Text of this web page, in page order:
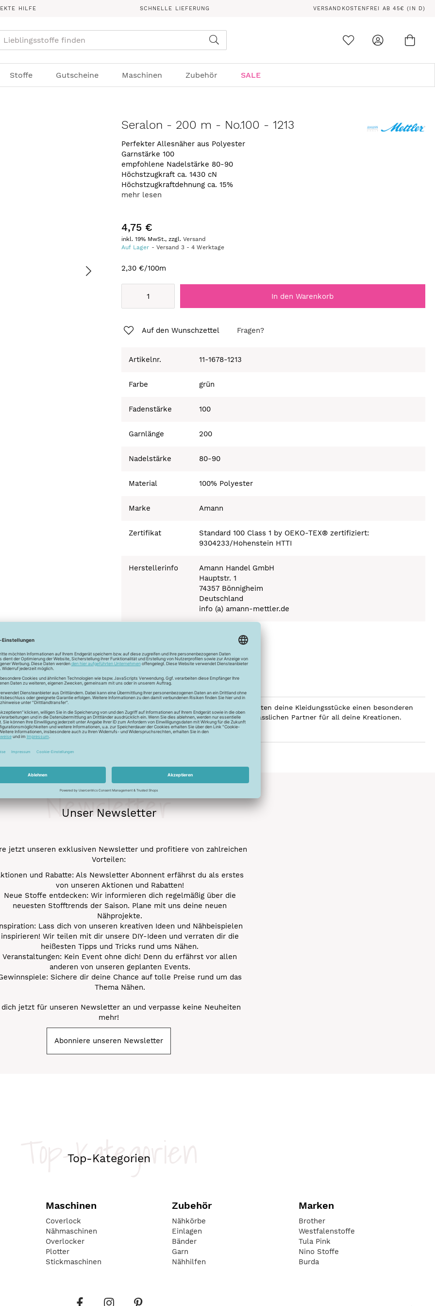
HILFE SCHNELLE LIEFERUNG VERSANDKOSTENFREI AB 45€ (IN D)
Stoffe Gutscheine Maschinen Zubehör SALE
Seralon - 200 m - No.100 - 1213
Perfekter Allesnäher aus Polyester
Garnstärke 100
empfohlene Nadelstärke 80-90
Höchstzugkraft ca. 1430 cN
Höchstzugkraftdehnung ca. 15%
mehr lesen
4,75 €
inkl. 19% MwSt., zzgl.Versand
Auf Lager
Versand3 -4 Werktage
2,30 €/100m
In den Warenkorb
Auf den Wunschzettel Fragen?
Artikelnr. 11-1678-1213
Farbe grün
Fadenstärke 100
Garnlänge 200
Nadelstärke 80-90
Material 100% Polyester
Marke Amann
Zertifikat
Standard 100 Class 1 by OEKO-TEX® zertifiziert:
9304233/Hohenstein HTTI
Herstellerinfo
Amann Handel GmbH
Hauptstr. 1
74357 Bönnigheim
Deutschland
info (a) amann-mettler.de
Seide - Kleider machen Leute. Mit dem Universalfaden SERALON erhalten deine Kleidungsstücke einen besonderen
und die idealen Gleiteigenschaftten machen den Allesnäher zum verlässlichen Partner für all deine Kreationen.
werden.
Unser Newsletter
Newsletter
jetzt unseren exklusiven Newsletter und profitiere von zahlreichen
Vorteilen:
und Rabatte: Als Newsletter Abonnent erfährst du als erstes
von unseren Aktionen und Rabatten!
Neue Stoffe entdecken: Wir informieren dich regelmäßig über die
neuesten Stofftrends der Saison. Plane mit uns deine neuen
Nähprojekte.
Lass dich von unseren kreativen Ideen und Nähbeispielen
inspirieren! Wir teilen mit dir unsere DIY-Ideen und verraten dir die
heißesten Tipps und Tricks rund ums Nähen.
Veranstaltungen: Kein Event ohne dich! Denn du erfährst vor allen
anderen von unseren geplanten Events.
Sichere dir deine Chance auf tolle Preise rund um das
Thema Nähen.
dich jetzt für unseren Newsletter an und verpasse keine Neuheiten
mehr!
Abonniere unseren Newsletter
Top-Kategorien
Top-Kategorien
Maschinen
Coverlock
Nähmaschinen
Overlocker
Plotter
Stickmaschinen
Zubehör
Nähkörbe
Einlagen
Bänder
Garn
Nähhilfen
Marken
Brother
Westfalenstoffe
Tula Pink
Nino Stoffe
Burda